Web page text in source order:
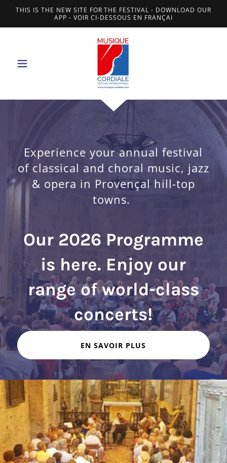
THIS IS THE NEW SITE FOR THE FESTIVAL - DOWNLOAD OUR
APP - VOIR CI-DESSOUS EN FRANÇAI
Experience your annual festival
of classical and choral music, jazz
& opera in Provençal hill-top
towns.
Our 2026 Programme
is here. Enjoy our
range of world-class
concerts!
EN SAVOIR PLUS